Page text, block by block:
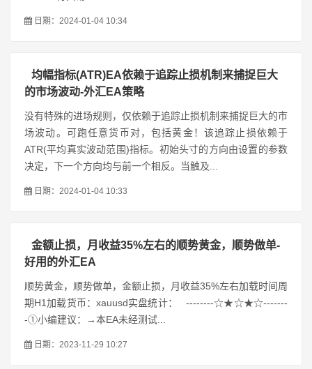
日期：2024-01-04 10:34
均幅指标(ATR)EA依赖于追踪止损机制来捕捉巨大
的市场波动-外汇EA策略
没有特殊的进场规则，仅依赖于追踪止损机制来捕捉巨大的市
场波动。可跑任意货币对，包括黄金！该追踪止损依赖于
ATR(平均真实波动范围)指标。初始头寸的方向由设置的参数
决定，下一个方向均与前一个相反。当触及...
日期：2024-01-04 10:33
金额止损，月收益35%左右的顺势黄金，顺势做单-
好用的外汇EA
顺势黄金，顺势做单，金额止损，月收益35%左右加载时间周
期H1加载货币：xauusd实盘统计： --------☆★☆★☆-------
-①小编建议：→本EA未经测试...
日期：2023-11-29 10:27